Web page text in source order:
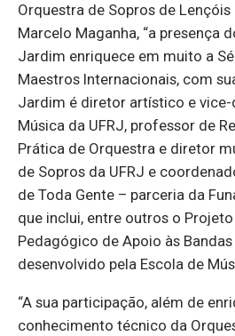
Orquestra de Sopros de
Marcelo Maganha, “a presença
Jardim enriquece em muito a
Maestros Internacionais, com
Jardim é diretor artístico e
Música da UFRJ, professor de
Prática de Orquestra e diretor
de Sopros da UFRJ e
de Toda Gente – parceria da
que inclui, entre outros o
Pedagógico de Apoio às
desenvolvido pela Escola de
“A sua participação, além de
conhecimento técnico da